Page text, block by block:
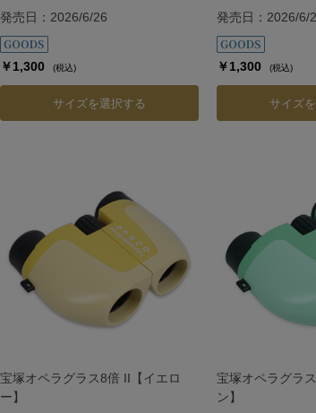
発売日：2026/6/26
￥1,300 (税込)
サイズを選択する
発売日：2026/6/
￥1,300 (税込)
サイズ
宝塚オペラグラス8倍 II【イエロ
ー】
宝塚オペラグラ
ン】